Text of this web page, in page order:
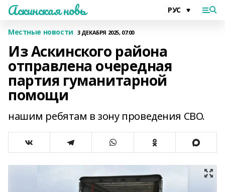
Аскинская новь
Местные новости 3 ДЕКАБРЯ 2025, 07:00
Из Аскинского района
отправлена очередная
партия гуманитарной
помощи
нашим ребятам в зону проведения СВО.